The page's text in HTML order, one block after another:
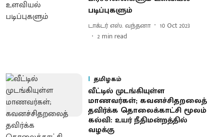
படிப்புகளும்
டாக்டர் எஸ். வந்தனா
10 Oct 2023
2 min read
தமிழகம்
வீட்டில் முடங்கியுள்ள
மாணவர்கள்; கவனச்சிதறலைத்
தவிர்க்க தொலைக்காட்சி மூலம்
கல்வி: உயர் நீதிமன்றத்தில்
வழக்கு